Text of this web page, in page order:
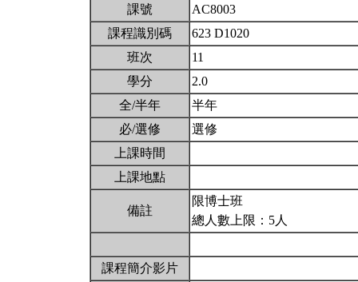
課號
AC8003
課程識別碼
623 D1020
班次
11
學分
2.0
全/半年
半年
必/選修
選修
上課時間
上課地點
備註
限博士班
總人數上限：5人
課程簡介影片